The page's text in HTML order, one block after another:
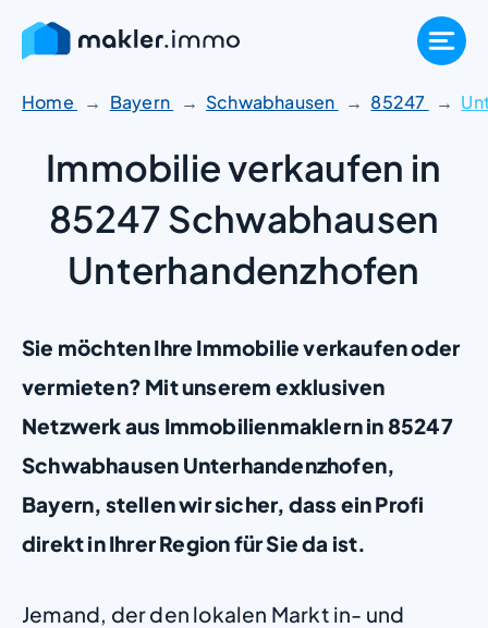
Zum
Inhalt
springen
Home Bayern Schwabhausen 85247
Immobilie verkaufen in
85247 Schwabhausen
Unterhandenzhofen
Sie möchten Ihre Immobilie verkaufen oder
vermieten? Mit unserem exklusiven
Netzwerk aus Immobilienmaklern in 85247
Schwabhausen Unterhandenzhofen,
Bayern, stellen wir sicher, dass ein Profi
direkt in Ihrer Region für Sie da ist.
Jemand, der den lokalen Markt in- und